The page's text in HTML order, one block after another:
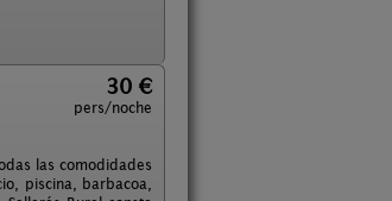
30 €
pers/noche
las comodidades
piscina, barbacoa,